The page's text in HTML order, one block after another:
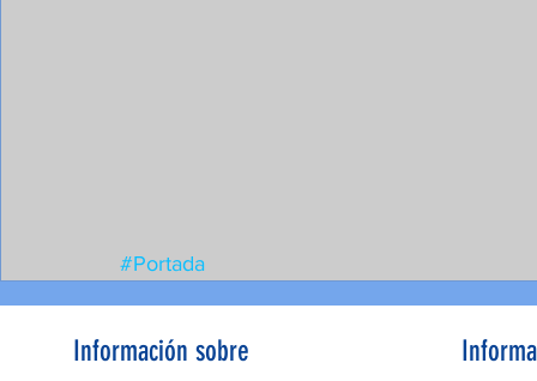
#Portada
Información sobre